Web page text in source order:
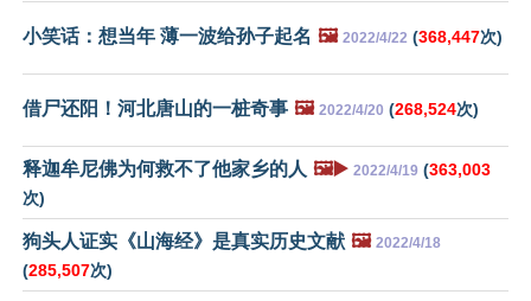
小笑话：想当年 薄一波给孙子起名 🖼️ 2022/4/22 (368,447次)
借尸还阳！河北唐山的一桩奇事 🖼️ 2022/4/20 (268,524次)
释迦牟尼佛为何救不了他家乡的人 🖼️▶️ 2022/4/19 (363,003
次)
狗头人证实《山海经》是真实历史文献 🖼️ 2022/4/18
(285,507次)